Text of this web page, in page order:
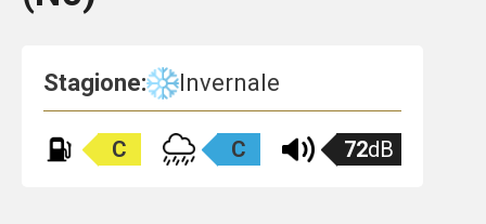
Stagione: Invernale
C C 72dB